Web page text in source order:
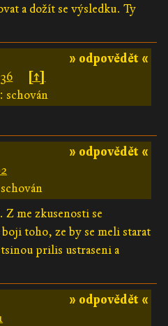
a dožít se výsledku. Ty
» odpovědět «
[↑]
schován
» odpovědět «
me zkusenosti se
toho, ze by se meli starat
prilis ustraseni a
» odpovědět «